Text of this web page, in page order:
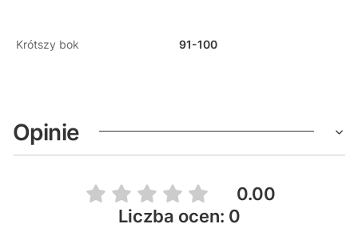
Krótszy bok 91-100
Opinie
0.00
Liczba ocen: 0